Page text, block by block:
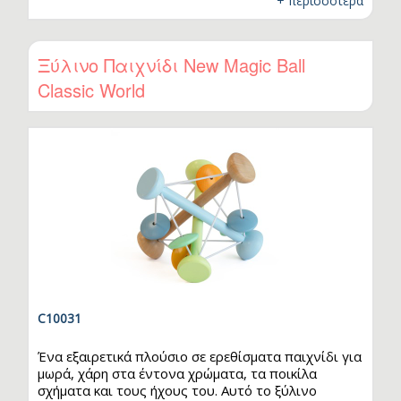
το απαλό χτύπημα, μαθαίνοντας έτσι μέσα από την
εμπειρία. Ενισχύει τον συντονισμό χεριού-ματιού,
αναπτύσσει την ακρίβεια στις κινήσεις και
προσφέρει ατελείωτη διασκέδαση!
Ξύλινο Παιχνίδι New Magic Ball
Classic World
C10031
Ένα εξαιρετικά πλούσιο σε ερεθίσματα παιχνίδι για
μωρά, χάρη στα έντονα χρώματα, τα ποικίλα
σχήματα και τους ήχους του. Αυτό το ξύλινο